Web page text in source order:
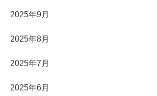
2025年9月
2025年8月
2025年7月
2025年6月